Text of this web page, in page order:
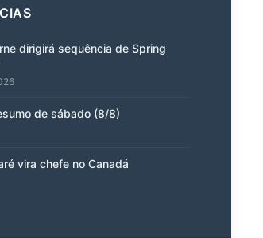
dirigirá sequência de Spring
de sábado (8/8)
vira chefe no Canadá